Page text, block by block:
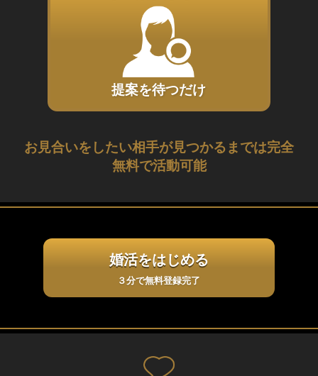
提案を待つだけ
お見合いをしたい相手が見つかるまでは完全
無料で活動可能
婚活をはじめる
３分で無料登録完了